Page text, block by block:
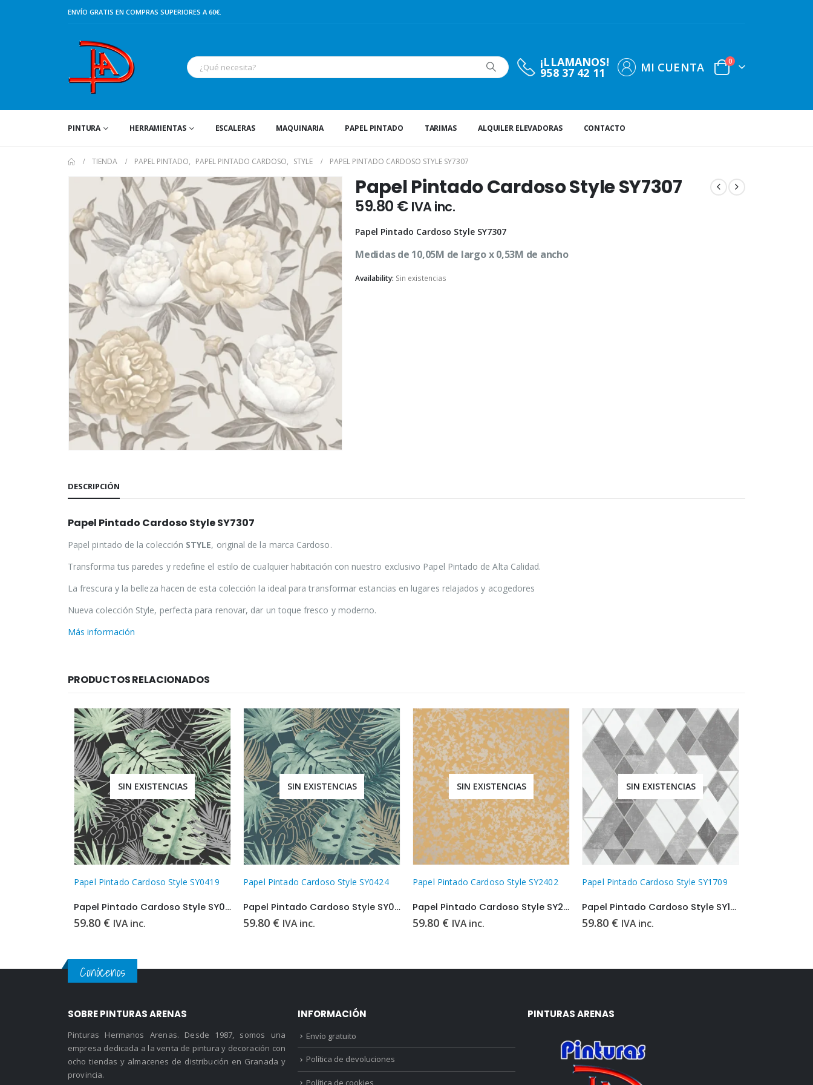
ENVÍO GRATIS EN COMPRAS SUPERIORES A 60€.
¡LLAMANOS!
958 37 42 11 MI CUENTA 0
PINTURA HERRAMIENTAS ESCALERAS MAQUINARIA PAPEL PINTADO TARIMAS ALQUILER ELEVADORAS CONTACTO
TIENDA PAPEL PINTADO, PAPEL PINTADO CARDOSO, STYLE PAPEL PINTADO CARDOSO STYLE SY7307
Papel Pintado Cardoso Style SY7307
59.80 € IVA inc.
Papel Pintado Cardoso Style SY7307
Medidas de 10,05M de largo x 0,53M de ancho
Availability: Sin existencias
DESCRIPCIÓN
Papel Pintado Cardoso Style SY7307
Papel pintado de la colección STYLE, original de la marca Cardoso.
Transforma tus paredes y redefine el estilo de cualquier habitación con nuestro exclusivo Papel Pintado de Alta Calidad.
La frescura y la belleza hacen de esta colección la ideal para transformar estancias en lugares relajados y acogedores
Nueva colección Style, perfecta para renovar, dar un toque fresco y moderno.
Más información
PRODUCTOS RELACIONADOS
SIN EXISTENCIAS
Papel Pintado Cardoso Style SY0419
Papel Pintado Cardoso Style SY0419
59.80 € IVA inc.
SIN EXISTENCIAS
Papel Pintado Cardoso Style SY0424
Papel Pintado Cardoso Style SY0424
59.80 € IVA inc.
SIN EXISTENCIAS
Papel Pintado Cardoso Style SY2402
Papel Pintado Cardoso Style SY2402
59.80 € IVA inc.
SIN EXISTENCIAS
Papel Pintado Cardoso Style SY1709
Papel Pintado Cardoso Style SY1709
59.80 € IVA inc.
Conócenos
SOBRE PINTURAS ARENAS
Pinturas Hermanos Arenas. Desde 1987, somos una
empresa dedicada a la venta de pintura y decoración con
ocho tiendas y almacenes de distribución en Granada y
provincia.
INFORMACIÓN
Envío gratuito
Política de devoluciones
Política de cookies
PINTURAS ARENAS